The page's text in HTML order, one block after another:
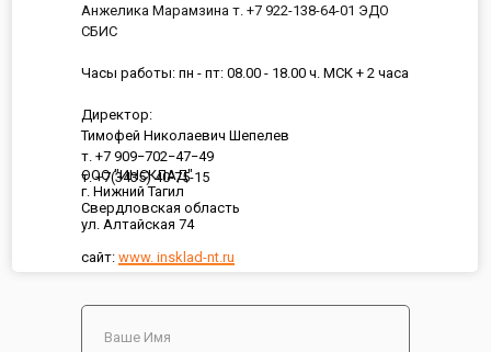
ООО "ИНСКЛАД"
г. Нижний Тагил
Свердловская область
ул. Алтайская 74
сайт: www. insklad-nt.ru
Анжелика Марамзина т. +7 922-138-64-01 ЭДО
СБИС
Часы работы: пн - пт: 08.00 - 18.00 ч. МСК + 2 часа
Директор:
Тимофей Николаевич Шепелев
т. +7 909−702−47−49
т. +7(3435) 40-75-15